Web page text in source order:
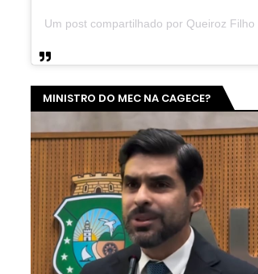
MINISTRO DO MEC NA CAGECE?